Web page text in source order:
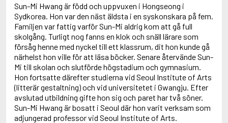
Abrahams, Peter (f. 1947)
Abrahamson, Emmy
Abse, Dannie
Abu-Jaber, Diana
Abulhawa, Susan
Aburas, Lone
Achebe, Chinua
Achmatova, Anna
Aciman, André
Ackebo, Lena
Acker, Kathy
Ackroyd, Peter
Sun-Mi Hwang är född och uppvuxen i Hongseong i
Sydkorea. Hon var den näst äldsta i en syskonskara på fem.
Familjen var fattig varför Sun-Mi aldrig kom att gå full
skolgång. Turligt nog fanns en klok och snäll lärare som
försåg henne med nyckel till ett klassrum, dit hon kunde gå
närhelst hon ville för att läsa böcker. Senare återvände Sun-
Mi till skolan och slutförde högstadium och gymnasium.
Hon fortsatte därefter studierna vid Seoul Institute of Arts
(litterär gestaltning) och vid universitetet i Gwangju. Efter
avslutad utbildning gifte hon sig och paret har två söner.
Sun-Mi Hwang är bosatt i Seoul där hon varit verksam som
adjungerad professor vid Seoul Institute of Arts.